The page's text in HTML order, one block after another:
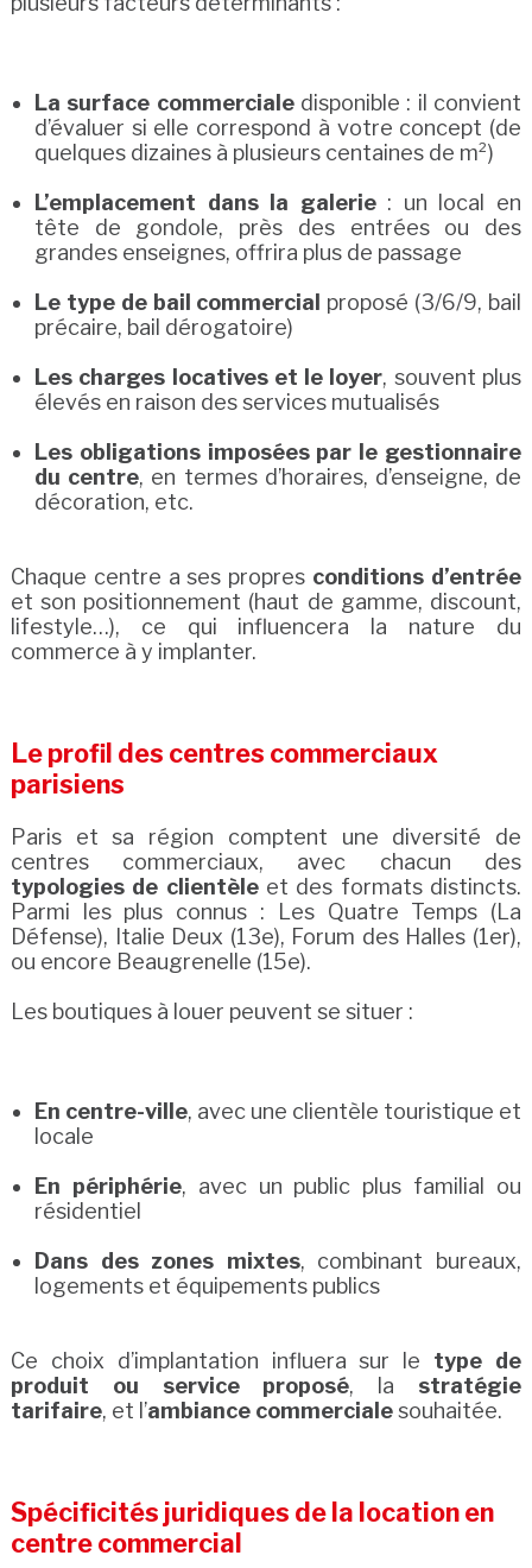
La surface commercialedisponible : il convient
d’évaluer si elle correspond à votre concept (de
quelques dizaines à plusieurs centaines de m²)
L’emplacement dans la galerie: un local en
tête de gondole, près des entrées ou des
grandes enseignes, offrira plus de passage
Le type de bail commercial proposé (3/6/9, bail
précaire, bail dérogatoire)
Les charges locatives et le loyer, souvent plus
élevés en raison des services mutualisés
Les obligations imposées par le gestionnaire
du centre, en termes d’horaires, d’enseigne, de
décoration, etc.
Chaque centre a ses propres conditions d’entrée
et son positionnement (haut de gamme, discount,
lifestyle…), ce qui influencera la nature du
commerce à y implanter.
Le profil des centres commerciaux
parisiens
Paris et sa région comptent une diversité de
centres commerciaux, avec chacun des
typologies de clientèleet des formats distincts.
Parmi les plus connus : Les Quatre Temps (La
Défense), Italie Deux (13e), Forum des Halles (1er),
ou encore Beaugrenelle (15e).
Les boutiques à louer peuvent se situer :
En centre-ville, avec une clientèle touristique et
locale
En périphérie, avec un public plus familial ou
résidentiel
Dans des zones mixtes, combinant bureaux,
logements et équipements publics
Ce choix d’implantation influera sur le type de
produit ou service proposé, la stratégie
tarifaire, et l’ambiance commercialesouhaitée.
Spécificités juridiques de la location en
centre commercial